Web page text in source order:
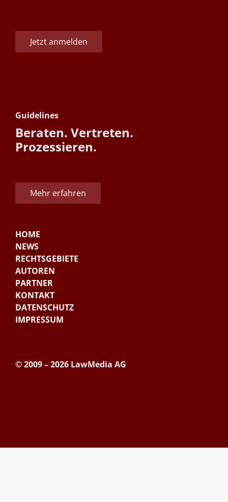
Jetzt anmelden
Guidelines
Beraten. Vertreten.
Prozessieren.
Mehr erfahren
HOME
NEWS
RECHTSGEBIETE
AUTOREN
PARTNER
KONTAKT
DATENSCHUTZ
IMPRESSUM
© 2009 – 2026 LawMedia AG